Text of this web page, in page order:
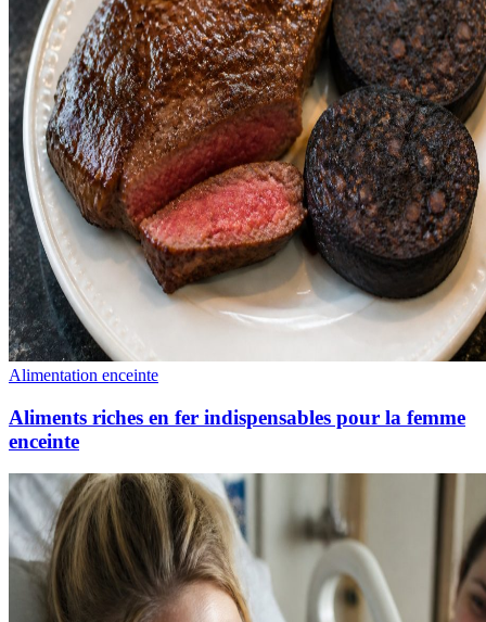
Alimentation enceinte
Aliments riches en fer indispensables pour la femme
enceinte